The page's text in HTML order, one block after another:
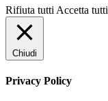
Rifiuta tutti Accetta tutti
Chiudi
Privacy Policy